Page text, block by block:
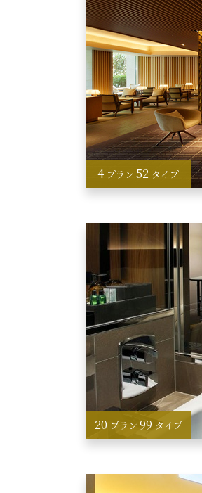
4 プラン 52 タイプ
20 プラン 99 タイプ